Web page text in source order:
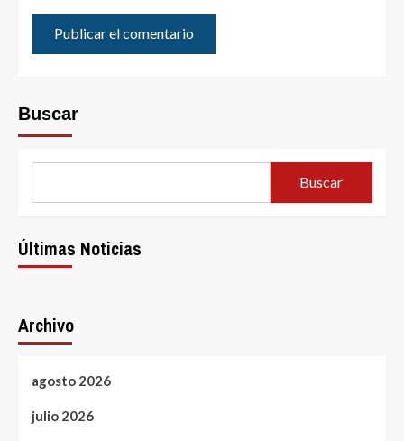
Buscar
Buscar
Últimas Noticias
Archivo
agosto 2026
julio 2026